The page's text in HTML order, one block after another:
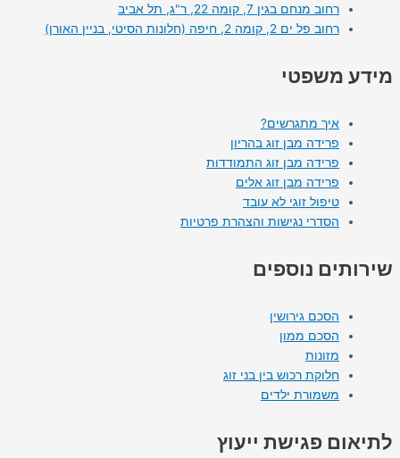
רחוב מנחם בגין 7, קומה 22, ר"ג, תל אביב
רחוב פל ים 2, קומה 2, חיפה (חלונות הסיטי, בניין האורן)
מידע משפטי
איך מתגרשים?
פרידה מבן זוג בהריון
פרידה מבן זוג התמודדות
פרידה מבן זוג אלים
טיפול זוגי לא עובד
הסדרי נגישות והצהרת פרטיות
שירותים נוספים
הסכם גירושין
הסכם ממון
מזונות
חלוקת רכוש בין בני זוג
משמורת ילדים
לתיאום פגישת ייעוץ